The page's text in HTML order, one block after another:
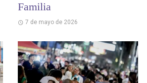
Familia
7 de mayo de 2026